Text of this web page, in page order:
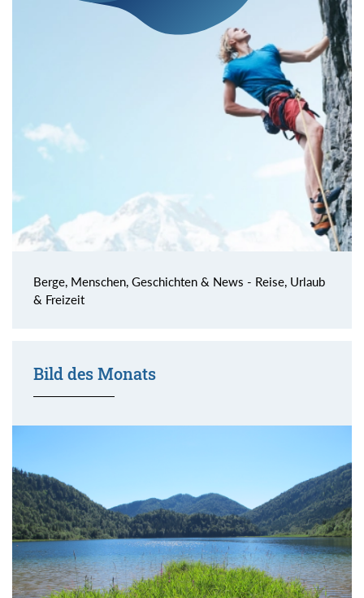
Berge, Menschen, Geschichten & News - Reise, Urlaub
& Freizeit
Bild des Monats